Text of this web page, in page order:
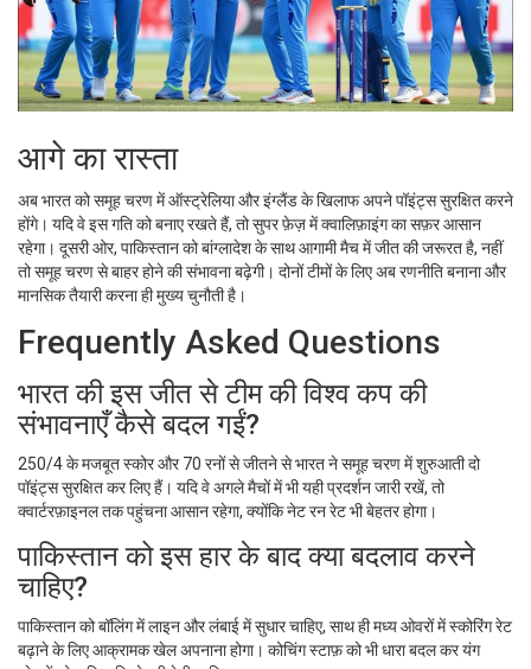
आगे का रास्ता
अब भारत को समूह चरण में ऑस्ट्रेलिया और इंग्लैंड के खिलाफ अपने पॉइंट्स सुरक्षित करने
होंगे। यदि वे इस गति को बनाए रखते हैं, तो सुपर फ़ेज़ में क्वालिफ़ाइंग का सफ़र आसान
रहेगा। दूसरी ओर, पाकिस्तान को बांग्लादेश के साथ आगामी मैच में जीत की जरूरत है, नहीं
तो समूह चरण से बाहर होने की संभावना बढ़ेगी। दोनों टीमों के लिए अब रणनीति बनाना और
मानसिक तैयारी करना ही मुख्य चुनौती है।
Frequently Asked Questions
भारत की इस जीत से टीम की विश्व कप की
संभावनाएँ कैसे बदल गईं?
250/4 के मजबूत स्कोर और 70 रनों से जीतने से भारत ने समूह चरण में शुरुआती दो
पॉइंट्स सुरक्षित कर लिए हैं। यदि वे अगले मैचों में भी यही प्रदर्शन जारी रखें, तो
क्वार्टरफ़ाइनल तक पहुंचना आसान रहेगा, क्योंकि नेट रन रेट भी बेहतर होगा।
पाकिस्तान को इस हार के बाद क्या बदलाव करने
चाहिए?
पाकिस्तान को बॉलिंग में लाइन और लंबाई में सुधार चाहिए, साथ ही मध्य ओवरों में स्कोरिंग रेट
बढ़ाने के लिए आक्रामक खेल अपनाना होगा। कोचिंग स्टाफ़ को भी धारा बदल कर यंग